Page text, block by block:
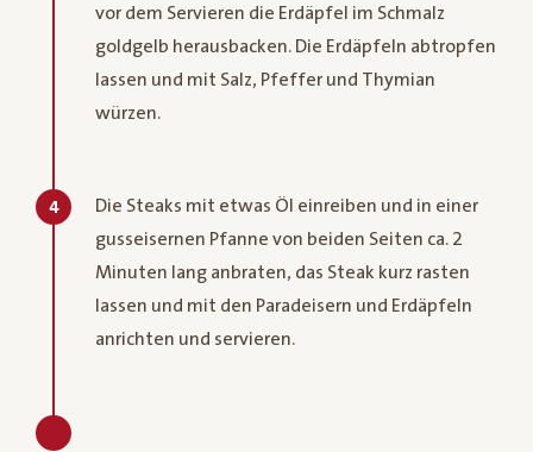
vor dem Servieren die Erdäpfel im Schmalz
goldgelb herausbacken. Die Erdäpfeln abtropfen
lassen und mit Salz, Pfeffer und Thymian
würzen.
4
Die Steaks mit etwas Öl einreiben und in einer
gusseisernen Pfanne von beiden Seiten ca. 2
Minuten lang anbraten, das Steak kurz rasten
lassen und mit den Paradeisern und Erdäpfeln
anrichten und servieren.